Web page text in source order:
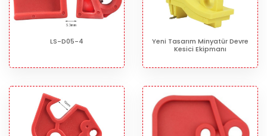
LS-D05-4
Yeni Tasarım Minyatür Devre
Kesici Ekipmanı